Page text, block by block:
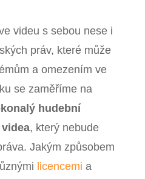
videu s sebou nese i
práv, které může
a omezením ve
se zaměříme na
hudební
, který nebude
Jakým způsobem
licencemi a